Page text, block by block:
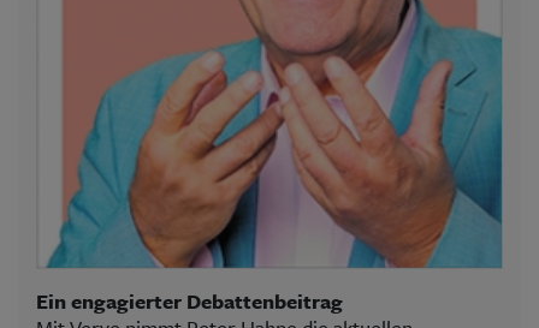
Ein engagierter Debattenbeitrag